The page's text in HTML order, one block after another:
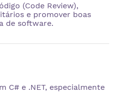
(Code Review),
e promover boas
de software.
C# e .NET, especialmente